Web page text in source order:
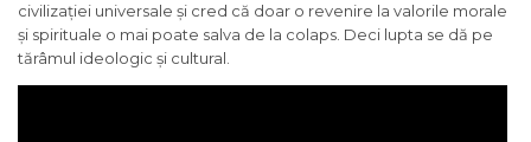
civilizației universale și cred că doar o revenire la valorile morale
și spirituale o mai poate salva de la colaps. Deci lupta se dă pe
tărâmul ideologic și cultural.